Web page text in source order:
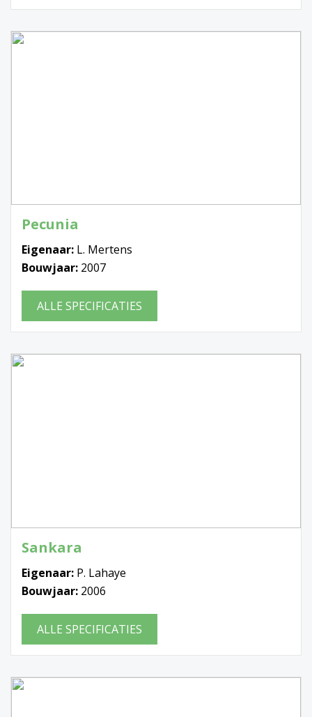
Pecunia
Eigenaar: L. Mertens
Bouwjaar: 2007
ALLE SPECIFICATIES
Sankara
Eigenaar: P. Lahaye
Bouwjaar: 2006
ALLE SPECIFICATIES